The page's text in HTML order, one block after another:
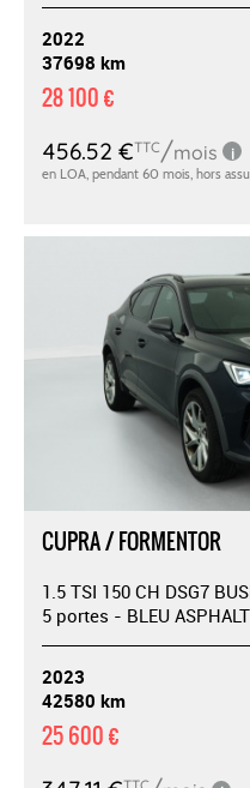
2022
37698 km
28 100 €
CUPRA / FORMENTOR
1.5 TSI 150 CH DSG7
5 portes - BLEU
2023
42580 km
25 600 €